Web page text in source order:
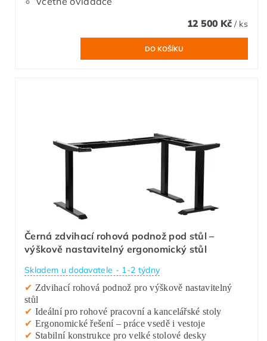
12 500 Kč / ks
Černá zdvihací rohová podnož pod stůl –
výškově nastavitelný ergonomický stůl
Skladem u dodavatele - 1-2 týdny
✔ Zdvihací rohová podnož pro výškově nastavitelný
stůl
✔ Ideální pro rohové pracovní a kancelářské stoly
✔ Ergonomické řešení – práce vsedě i vestoje
✔ Stabilní konstrukce pro velké stolové desky